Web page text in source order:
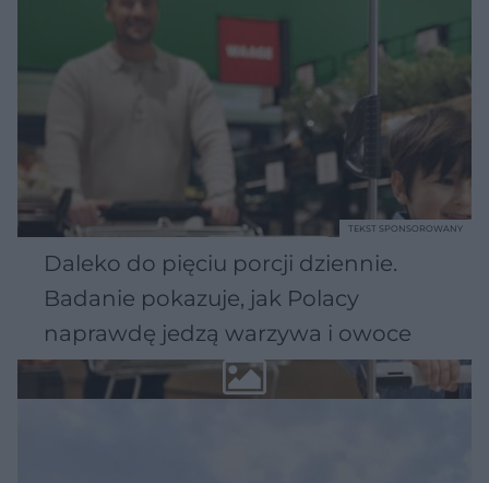
Daleko do pięciu porcji dziennie.
Badanie pokazuje, jak Polacy
naprawdę jedzą warzywa i owoce
TEKST SPONSOROWANY